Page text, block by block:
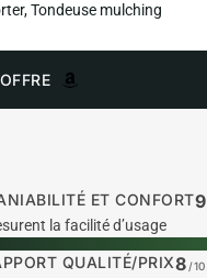
,Tondeuse mulching
ET CONFORT9
la facilité d’usage
QUALITÉ/PRIX8 /10